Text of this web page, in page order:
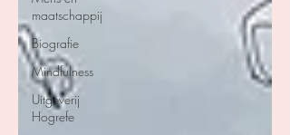
maatschappij
Biografie
Mindfulness
Uitgeverij
Hogrefe